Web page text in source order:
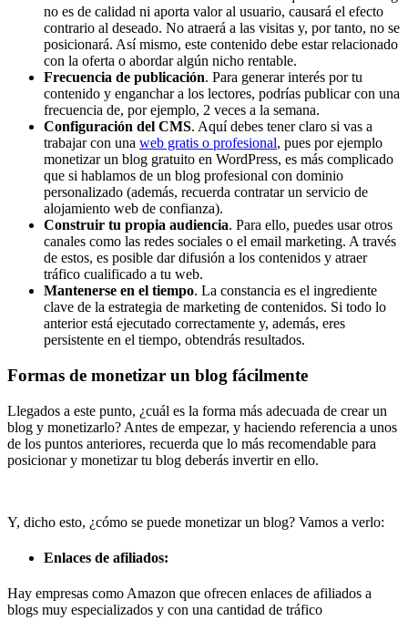
no es de calidad ni aporta valor al usuario, causará el efecto
contrario al deseado. No atraerá a las visitas y, por tanto, no se
posicionará. Así mismo, este contenido debe estar relacionado
con la oferta o abordar algún nicho rentable.
Frecuencia de publicación. Para generar interés por tu
contenido y enganchar a los lectores, podrías publicar con una
frecuencia de, por ejemplo, 2 veces a la semana.
Configuración del CMS. Aquí debes tener claro si vas a
trabajar con una web gratis o profesional, pues por ejemplo
monetizar un blog gratuito en WordPress, es más complicado
que si hablamos de un blog profesional con dominio
personalizado (además, recuerda contratar un servicio de
alojamiento web de confianza).
Construir tu propia audiencia. Para ello, puedes usar otros
canales como las redes sociales o el email marketing. A través
de estos, es posible dar difusión a los contenidos y atraer
tráfico cualificado a tu web.
Mantenerse en el tiempo. La constancia es el ingrediente
clave de la estrategia de marketing de contenidos. Si todo lo
anterior está ejecutado correctamente y, además, eres
persistente en el tiempo, obtendrás resultados.
Formas de monetizar un blog fácilmente
Llegados a este punto, ¿cuál es la forma más adecuada de crear un
blog y monetizarlo? Antes de empezar, y haciendo referencia a unos
de los puntos anteriores, recuerda que lo más recomendable para
posicionar y monetizar tu blog deberás invertir en ello.
Y, dicho esto, ¿cómo se puede monetizar un blog? Vamos a verlo:
Enlaces de afiliados:
Hay empresas como Amazon que ofrecen enlaces de afiliados a
blogs muy especializados y con una cantidad de tráfico